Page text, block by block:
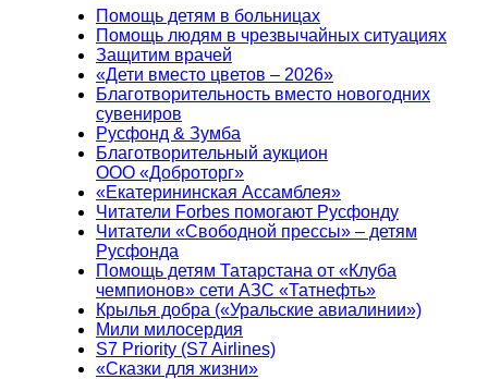
Помощь детям в больницах
Помощь людям в чрезвычайных ситуациях
Защитим врачей
«Дети вместо цветов – 2026»
Благотворительность вместо новогодних
сувениров
Русфонд & Зумба
Благотворительный аукцион
ООО «Доброторг»
«Екатерининская Ассамблея»
Читатели Forbes помогают Русфонду
Читатели «Свободной прессы» – детям
Русфонда
Помощь детям Татарстана от «Клуба
чемпионов» сети АЗС «Татнефть»
Крылья добра («Уральские авиалинии»)
Мили милосердия
S7 Priority (S7 Airlines)
«Сказки для жизни»